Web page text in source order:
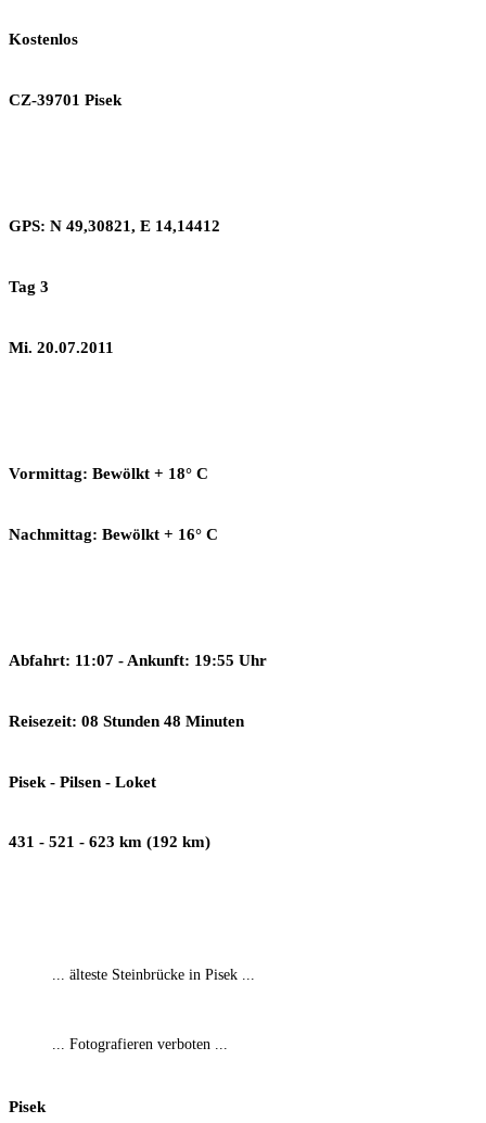
Kostenlos
CZ-39701 Pisek
GPS: N 49,30821, E 14,14412
Tag 3
Mi. 20.07.2011
Vormittag: Bewölkt + 18° C
Nachmittag: Bewölkt + 16° C
Abfahrt: 11:07 - Ankunft: 19:55 Uhr
Reisezeit: 08 Stunden 48 Minuten
Pisek - Pilsen - Loket
431 - 521 - 623 km (192 km)
... älteste Steinbrücke in Pisek ...
... Fotografieren verboten ...
Pisek